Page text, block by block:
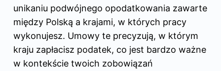
unikaniu podwójnego opodatkowania zawarte
między Polską a krajami, w których pracy
wykonujesz. Umowy te precyzują, w którym
kraju zapłacisz podatek, co jest bardzo ważne
w kontekście twoich zobowiązań